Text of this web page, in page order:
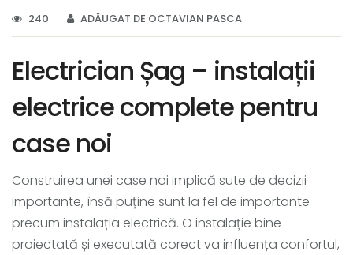
240 ADĂUGAT DE OCTAVIAN PASCA
Electrician Șag – instalații
electrice complete pentru
case noi
Construirea unei case noi implică sute de decizii
importante, însă puține sunt la fel de importante
precum instalația electrică. O instalație bine
proiectată și executată corect va influența confortul,